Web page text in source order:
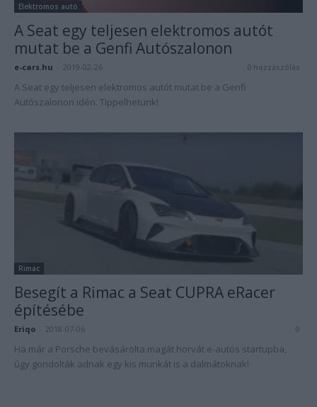
Elektromos autó
A Seat egy teljesen elektromos autót
mutat be a Genfi Autószalonon
e-cars.hu 2019-02-26 0 hozzászólás
A Seat egy teljesen elektromos autót mutat be a Genfi
Autószalonon idén. Tippelhetünk!
Rimac
Besegít a Rimac a Seat CUPRA eRacer
építésébe
Eriqo 2018-07-06 0
Ha már a Porsche bevásárolta magát horvát e-autós startupba,
úgy gondolták adnak egy kis munkát is a dalmátoknak!